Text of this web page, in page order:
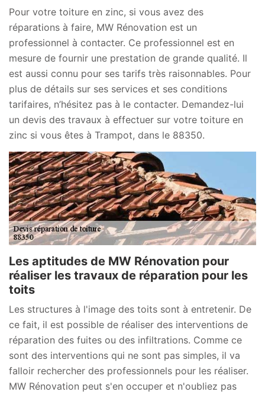
Pour votre toiture en zinc, si vous avez des
réparations à faire, MW Rénovation est un
professionnel à contacter. Ce professionnel est en
mesure de fournir une prestation de grande qualité. Il
est aussi connu pour ses tarifs très raisonnables. Pour
plus de détails sur ses services et ses conditions
tarifaires, n’hésitez pas à le contacter. Demandez-lui
un devis des travaux à effectuer sur votre toiture en
zinc si vous êtes à Trampot, dans le 88350.
Les aptitudes de MW Rénovation pour
réaliser les travaux de réparation pour les
toits
Les structures à l'image des toits sont à entretenir. De
ce fait, il est possible de réaliser des interventions de
réparation des fuites ou des infiltrations. Comme ce
sont des interventions qui ne sont pas simples, il va
falloir rechercher des professionnels pour les réaliser.
MW Rénovation peut s'en occuper et n'oubliez pas